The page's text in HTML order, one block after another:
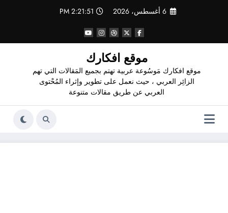
6 أغسطس، 2026 2:21:52 PM
موقع افكارك
موقع افكارك مَوسُوعة عربية تهتم بجميع المَقالات التي تهم
الزائِر العربي ، حيث نعمل على تطوير وإثراء المُحْتوى
العربي عن طريق مقالات متنوعة